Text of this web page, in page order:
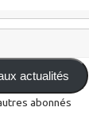
actualités
abonnés